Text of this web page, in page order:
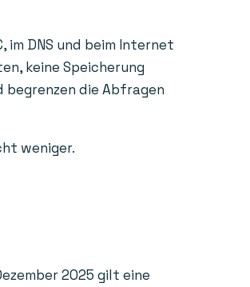
im DNS und beim Internet
keine Speicherung
die Abfragen
weniger.
2025 gilt eine